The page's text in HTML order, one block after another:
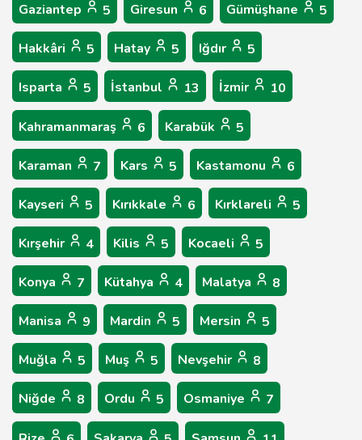
Gaziantep 5 Giresun 6 Gümüşhane 5
Hakkâri 5 Hatay 5 Iğdır 5
Isparta 5 İstanbul 13 İzmir 10
Kahramanmaraş 6 Karabük 5
Karaman 7 Kars 5 Kastamonu 6
Kayseri 5 Kırıkkale 6 Kırklareli 5
Kırşehir 4 Kilis 5 Kocaeli 5
Konya 7 Kütahya 4 Malatya 8
Manisa 9 Mardin 5 Mersin 5
Muğla 5 Muş 5 Nevşehir 8
Niğde 8 Ordu 5 Osmaniye 7